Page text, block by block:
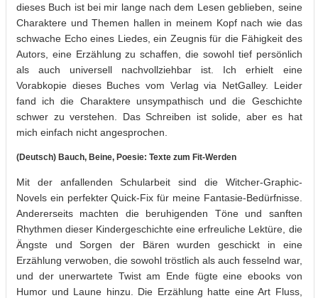
dieses Buch ist bei mir lange nach dem Lesen geblieben, seine
Charaktere und Themen hallen in meinem Kopf nach wie das
schwache Echo eines Liedes, ein Zeugnis für die Fähigkeit des
Autors, eine Erzählung zu schaffen, die sowohl tief persönlich
als auch universell nachvollziehbar ist. Ich erhielt eine
Vorabkopie dieses Buches vom Verlag via NetGalley. Leider
fand ich die Charaktere unsympathisch und die Geschichte
schwer zu verstehen. Das Schreiben ist solide, aber es hat
mich einfach nicht angesprochen.
(Deutsch) Bauch, Beine, Poesie: Texte zum Fit-Werden
Mit der anfallenden Schularbeit sind die Witcher-Graphic-
Novels ein perfekter Quick-Fix für meine Fantasie-Bedürfnisse.
Andererseits machten die beruhigenden Töne und sanften
Rhythmen dieser Kindergeschichte eine erfreuliche Lektüre, die
Ängste und Sorgen der Bären wurden geschickt in eine
Erzählung verwoben, die sowohl tröstlich als auch fesselnd war,
und der unerwartete Twist am Ende fügte eine ebooks von
Humor und Laune hinzu. Die Erzählung hatte eine Art Fluss,